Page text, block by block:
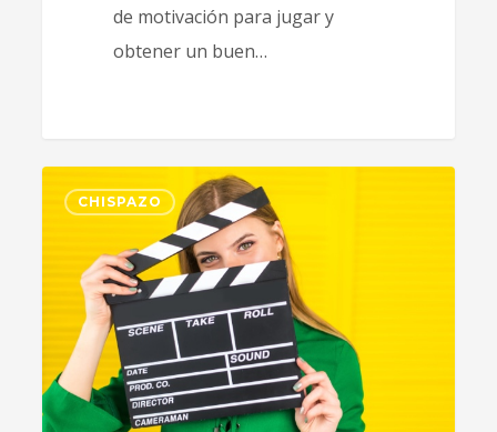
de motivación para jugar y
obtener un buen…
CHISPAZO 6